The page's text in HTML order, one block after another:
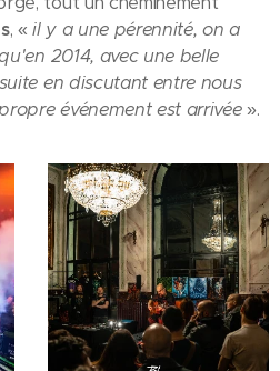
, « il y a une pérennité, on a
2014, avec une belle
en discutant entre nous
événement est arrivée».